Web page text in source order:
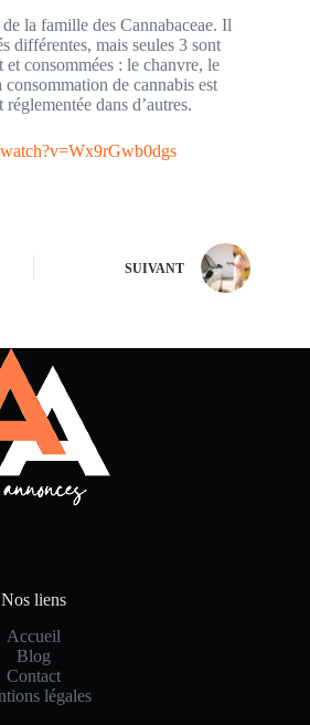
la famille des Cannabaceae. Il
différentes, mais seules 3 sont
consommées : le chanvre, le
de cannabis est
dans d’autres.
SUIVANT
Nos liens
Accueil
Blog
Contact
légales